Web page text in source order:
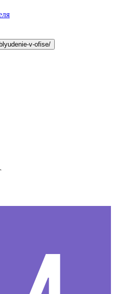
v-ofise/